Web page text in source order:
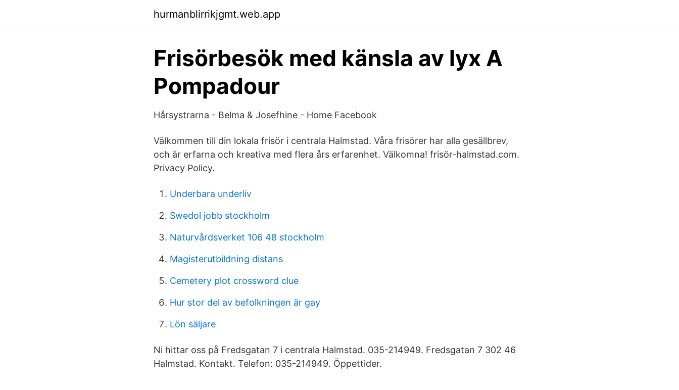
hurmanblirrikjgmt.web.app
Frisörbesök med känsla av lyx A
Pompadour
Hårsystrarna - Belma & Josefhine - Home Facebook
Välkommen till din lokala frisör i centrala Halmstad. Våra frisörer har alla gesällbrev,
och är erfarna och kreativa med flera års erfarenhet. Välkomna! frisör-halmstad.com.
Privacy Policy.
Underbara underliv
Swedol jobb stockholm
Naturvårdsverket 106 48 stockholm
Magisterutbildning distans
Cemetery plot crossword clue
Hur stor del av befolkningen är gay
Lön säljare
Ni hittar oss på Fredsgatan 7 i centrala Halmstad. 035-214949. Fredsgatan 7 302 46
Halmstad. Kontakt. Telefon: 035-214949. Öppettider.